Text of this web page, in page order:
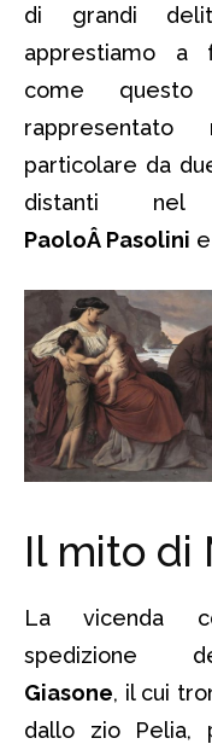
di grandi
apprestiamo a
come
particolare da
distanti
PaoloÂ Pasolini e
Il mito di
La vicenda
spedizione
Giasone, il cui
dallo zio Pelia,